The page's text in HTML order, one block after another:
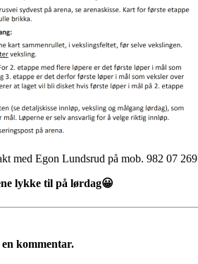
med Egon Lundsrud på mob. 982 07
lykke til på lørdag😀
kommentar.